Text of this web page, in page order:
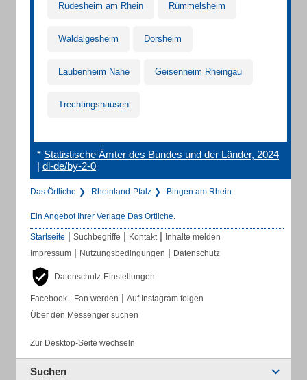
Rüdesheim am Rhein Rümmelsheim
Waldalgesheim Dorsheim
Laubenheim Nahe Geisenheim Rheingau
Trechtingshausen
* Statistische Ämter des Bundes und der Länder, 2024
| dl-de/by-2-0
Das Örtliche Rheinland-Pfalz Bingen am Rhein
Ein Angebot Ihrer Verlage Das Örtliche.
Startseite | Suchbegriffe | Kontakt | Inhalte melden
Impressum | Nutzungsbedingungen | Datenschutz
Datenschutz-Einstellungen
Facebook - Fan werden | Auf Instagram folgen
Über den Messenger suchen
Zur Desktop-Seite wechseln
Suchen